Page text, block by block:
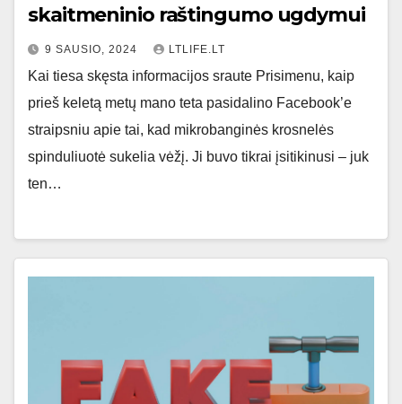
skaitmeninio raštingumo ugdymui
9 SAUSIO, 2024 LTLIFE.LT
Kai tiesa skęsta informacijos sraute Prisimenu, kaip
prieš keletą metų mano teta pasidalino Facebook’e
straipsniu apie tai, kad mikrobanginės krosnelės
spinduliuotė sukelia vėžį. Ji buvo tikrai įsitikinusi – juk
ten…